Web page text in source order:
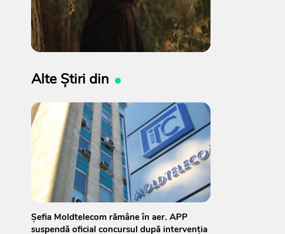
Alte Știri din
Șefia Moldtelecom rămâne în aer. APP
suspendă oficial concursul după intervenția